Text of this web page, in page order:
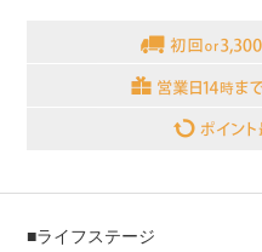
■ライフステージ